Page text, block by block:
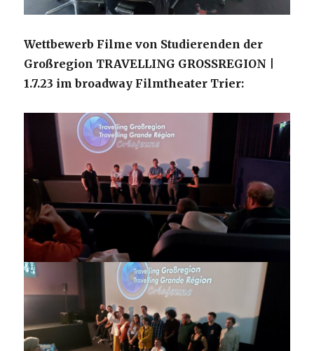
Wettbewerb Filme von Studierenden der
Großregion TRAVELLING GROSSREGION |
1.7.23 im broadway Filmtheater Trier: